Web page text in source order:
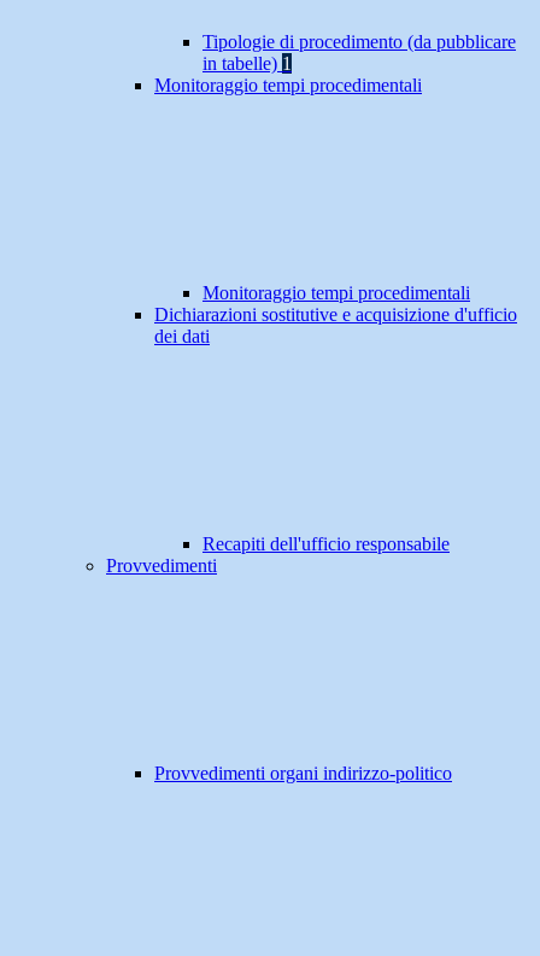
Tipologie di procedimento (da pubblicare
in tabelle) 1
Monitoraggio tempi procedimentali
Monitoraggio tempi procedimentali
Dichiarazioni sostitutive e acquisizione d'ufficio
dei dati
Recapiti dell'ufficio responsabile
Provvedimenti
Provvedimenti organi indirizzo-politico